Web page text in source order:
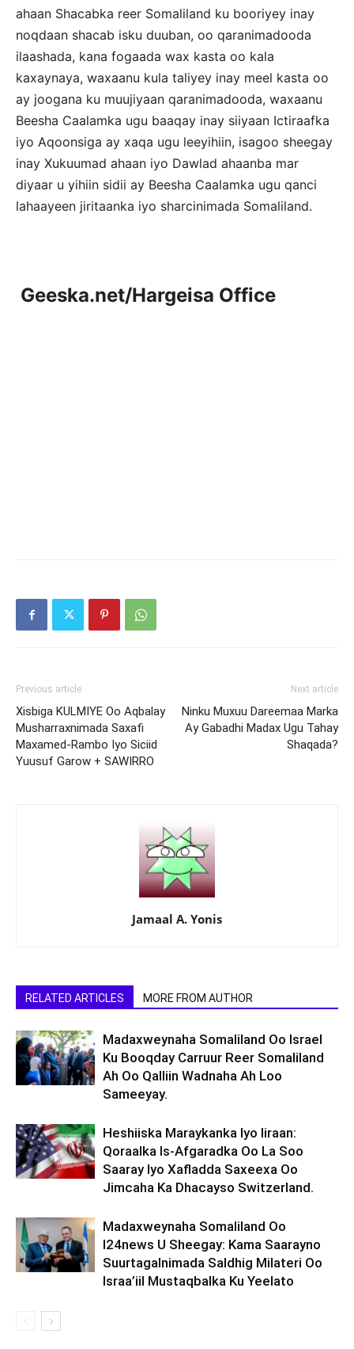
ahaan Shacabka reer Somaliland ku booriyey inay
noqdaan shacab isku duuban, oo qaranimadooda
ilaashada, kana fogaada wax kasta oo kala
kaxaynaya, waxaanu kula taliyey inay meel kasta oo
ay joogana ku muujiyaan qaranimadooda, waxaanu
Beesha Caalamka ugu baaqay inay siiyaan Ictiraafka
iyo Aqoonsiga ay xaqa ugu leeyihiin, isagoo sheegay
inay Xukuumad ahaan iyo Dawlad ahaanba mar
diyaar u yihiin sidii ay Beesha Caalamka ugu qanci
lahaayeen jiritaanka iyo sharcinimada Somaliland.
Geeska.net/Hargeisa Office
Previous article
Xisbiga KULMIYE Oo Aqbalay
Musharraxnimada Saxafi
Maxamed-Rambo Iyo Siciid
Yuusuf Garow + SAWIRRO
Next article
Ninku Muxuu Dareemaa Marka
Ay Gabadhi Madax Ugu Tahay
Shaqada?
Jamaal A. Yonis
RELATED ARTICLES MORE FROM AUTHOR
Madaxweynaha Somaliland Oo Israel
Ku Booqday Carruur Reer Somaliland
Ah Oo Qalliin Wadnaha Ah Loo
Sameeyay.
Heshiiska Maraykanka Iyo Iiraan:
Qoraalka Is-Afgaradka Oo La Soo
Saaray Iyo Xafladda Saxeexa Oo
Jimcaha Ka Dhacayso Switzerland.
Madaxweynaha Somaliland Oo
I24news U Sheegay: Kama Saarayno
Suurtagalnimada Saldhig Milateri Oo
Israa’iil Mustaqbalka Ku Yeelato